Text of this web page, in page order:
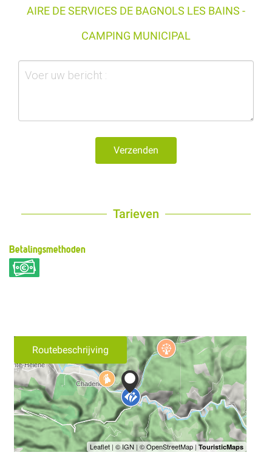
AIRE DE SERVICES DE BAGNOLS LES BAINS -
CAMPING MUNICIPAL
Verzenden
Tarieven
Betalingsmethoden
Routebeschrijving